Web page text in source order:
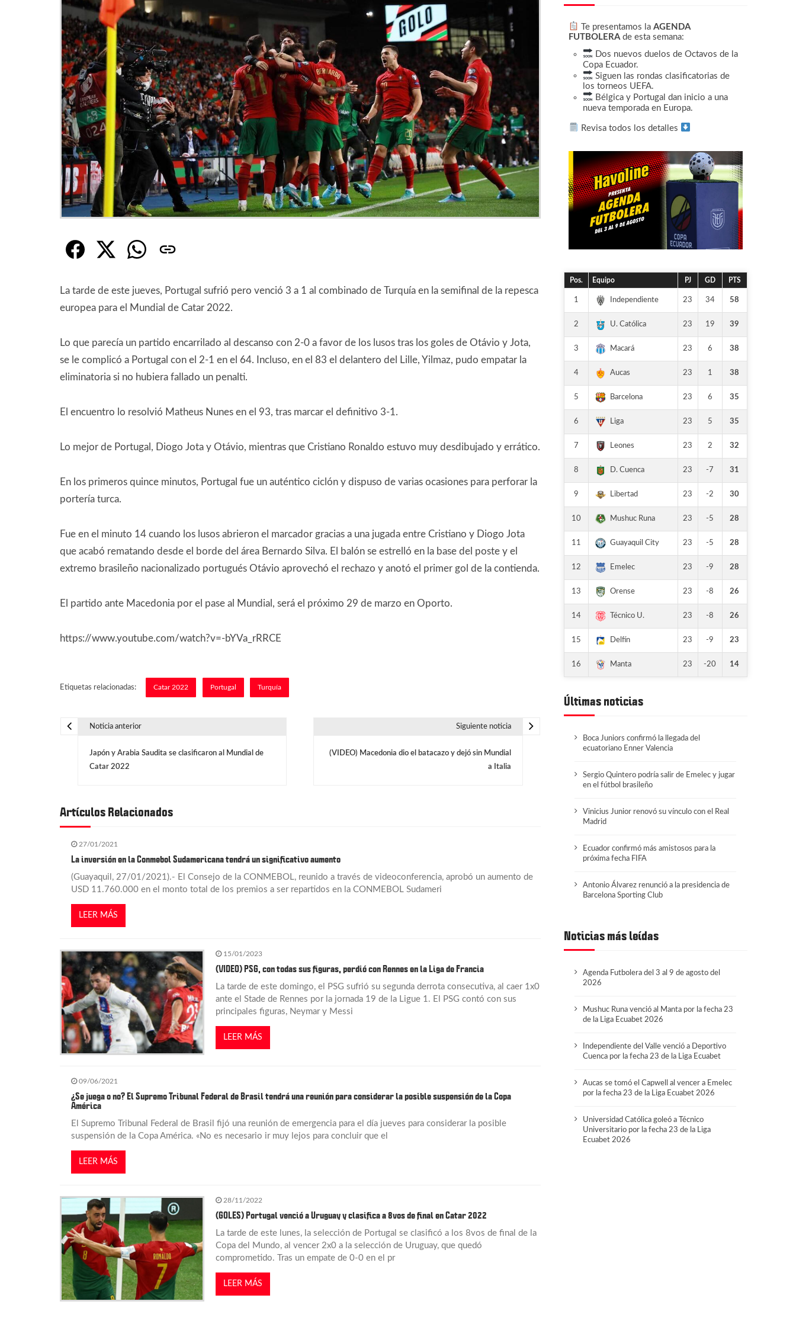
La tarde de este jueves, Portugal sufrió pero venció 3 a 1 al combinado de Turquía en la semifinal de la repesca
europea para el Mundial de Catar 2022.
Lo que parecía un partido encarrilado al descanso con 2-0 a favor de los lusos tras los goles de Otávio y Jota,
se le complicó a Portugal con el 2-1 en el 64. Incluso, en el 83 el delantero del Lille, Yilmaz, pudo empatar la
eliminatoria si no hubiera fallado un penalti.
El encuentro lo resolvió Matheus Nunes en el 93, tras marcar el definitivo 3-1.
Lo mejor de Portugal, Diogo Jota y Otávio, mientras que Cristiano Ronaldo estuvo muy desdibujado y errático.
En los primeros quince minutos, Portugal fue un auténtico ciclón y dispuso de varias ocasiones para perforar la
portería turca.
Fue en el minuto 14 cuando los lusos abrieron el marcador gracias a una jugada entre Cristiano y Diogo Jota
que acabó rematando desde el borde del área Bernardo Silva. El balón se estrelló en la base del poste y el
extremo brasileño nacionalizado portugués Otávio aprovechó el rechazo y anotó el primer gol de la contienda.
El partido ante Macedonia por el pase al Mundial, será el próximo 29 de marzo en Oporto.
https://www.youtube.com/watch?v=-bYVa_rRRCE
Etiquetas relacionadas: Catar 2022 Portugal Turquía
e
i
ó
n
d
a
d
a
s
Noticia anterior
Japón y Arabia Saudita se clasificaron al Mundial de
Catar 2022
Siguiente noticia
(VIDEO) Macedonia dio el batacazo y dejó sin Mundial
a Italia
Artículos Relacionados
27/01/2021
La inversión en la Conmebol Sudamericana tendrá un significativo aumento
(Guayaquil, 27/01/2021).- El Consejo de la CONMEBOL, reunido a través de videoconferencia, aprobó un aumento de
USD 11.760.000 en el monto total de los premios a ser repartidos en la CONMEBOL Sudameri
LEER MÁS
15/01/2023
(VIDEO) PSG, con todas sus figuras, perdió con Rennes en la Liga de Francia
La tarde de este domingo, el PSG sufrió su segunda derrota consecutiva, al caer 1x0
ante el Stade de Rennes por la jornada 19 de la Ligue 1. El PSG contó con sus
principales figuras, Neymar y Messi
LEER MÁS
09/06/2021
¿Se juega o no? El Supremo Tribunal Federal de Brasil tendrá una reunión para considerar la posible suspensión de la Copa
América
El Supremo Tribunal Federal de Brasil fijó una reunión de emergencia para el día jueves para considerar la posible
suspensión de la Copa América. «No es necesario ir muy lejos para concluir que el
LEER MÁS
28/11/2022
(GOLES) Portugal venció a Uruguay y clasifica a 8vos de final en Catar 2022
La tarde de este lunes, la selección de Portugal se clasificó a los 8vos de final de la
Copa del Mundo, al vencer 2x0 a la selección de Uruguay, que quedó
comprometido. Tras un empate de 0-0 en el pr
LEER MÁS
Te presentamos la AGENDA
FUTBOLERAde esta semana:
Dos nuevos duelos de Octavos de la
Copa Ecuador.
Siguen las rondas clasificatorias de
los torneos UEFA.
Bélgica y Portugal dan inicio a una
nueva temporada en Europa.
Revisa todos los detalles
Pos. Equipo PJ GD PTS
1 Independiente 23 34 58
2 U. Católica 23 19 39
3 Macará 23 6 38
4 Aucas 23 1 38
5 Barcelona 23 6 35
6 Liga 23 5 35
7 Leones 23 2 32
8 D. Cuenca 23 -7 31
9 Libertad 23 -2 30
10 Mushuc Runa 23 -5 28
11 Guayaquil City 23 -5 28
12 Emelec 23 -9 28
13 Orense 23 -8 26
14 Técnico U. 23 -8 26
15 Delfín 23 -9 23
16 Manta 23 -20 14
Últimas noticias
Boca Juniors confirmó la llegada del
ecuatoriano Enner Valencia
Sergio Quintero podría salir de Emelec y jugar
en el fútbol brasileño
Vinicius Junior renovó su vínculo con el Real
Madrid
Ecuador confirmó más amistosos para la
próxima fecha FIFA
Antonio Álvarez renunció a la presidencia de
Barcelona Sporting Club
Noticias más leídas
Agenda Futbolera del 3 al 9 de agosto del
2026
Mushuc Runa venció al Manta por la fecha 23
de la Liga Ecuabet 2026
Independiente del Valle venció a Deportivo
Cuenca por la fecha 23 de la Liga Ecuabet
Aucas se tomó el Capwell al vencer a Emelec
por la fecha 23 de la Liga Ecuabet 2026
Universidad Católica goleó a Técnico
Universitario por la fecha 23 de la Liga
Ecuabet 2026